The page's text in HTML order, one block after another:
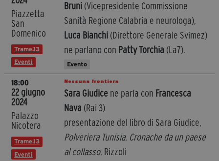
Piazzetta
San
Domenico
Trame.13
Eventi
Bruni (Vicepresidente Commissione
Sanità Regione Calabria e neurologa),
Luca Bianchi (Direttore Generale Svimez)
ne parlano con Patty Torchia (La7).
Evento
18:00
22 giugno
2024
Palazzo
Nicotera
Trame.13
Eventi
Nessuna frontiera
Sara Giudice ne parla con Francesca
Nava (Rai 3)
presentazione del libro di Sara Giudice,
Polveriera Tunisia. Cronache da un paese
al collasso, Rizzoli